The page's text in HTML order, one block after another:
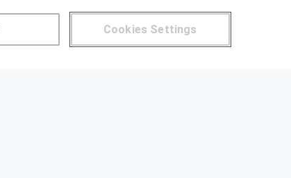
Metalúrgico-UVIC
Máster en Industria 4.0 yCookies Settings